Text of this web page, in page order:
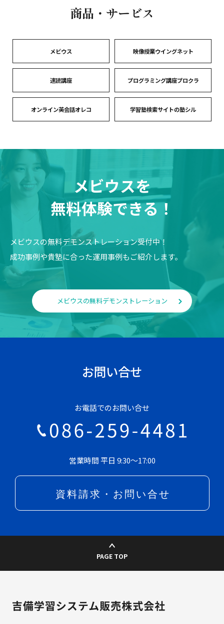
商品・サービス
メビウス 映像授業ウイングネット
速読講座 プログラミング講座プロクラ
オンライン英会話オレコ 学習塾検索サイトの塾シル
メビウスを
無料体験できる！
メビウスの無料デモンストレーション受付中！
成功事例や貴塾に合った運用事例もご紹介します。
メビウスの無料デモンストレーション
お問い合せ
お電話でのお問い合せ
営業時間 平日 9:30～17:00
PAGE TOP